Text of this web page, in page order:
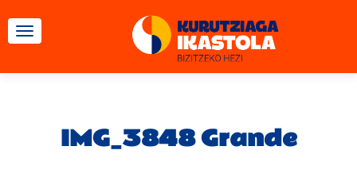
TOGGLE NAVIGATION
IMG_3848 Grande